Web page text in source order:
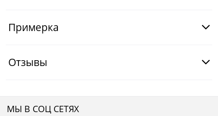
Примерка
Отзывы
МЫ В СОЦ СЕТЯХ